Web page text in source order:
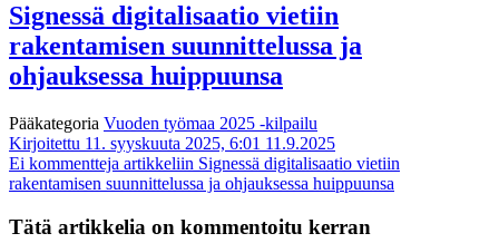
Signessä digitalisaatio vietiin
rakentamisen suunnittelussa ja
ohjauksessa huippuunsa
Pääkategoria Vuoden työmaa 2025 -kilpailu
Kirjoitettu 11. syyskuuta 2025, 6:01 11.9.2025
Ei kommentteja artikkeliin Signessä digitalisaatio vietiin
rakentamisen suunnittelussa ja ohjauksessa huippuunsa
Tätä artikkelia on kommentoitu kerran